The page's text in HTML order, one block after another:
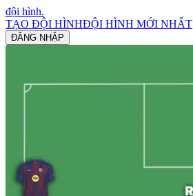
đội hình.
TẠO ĐỘI HÌNHĐỘI HÌNH MỚI NHẤT
ĐĂNG NHẬP